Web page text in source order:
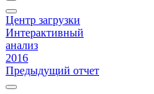
Центр загрузки
Интерактивный
анализ
2016
Предыдущий отчет